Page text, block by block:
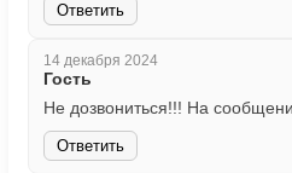
Ответить
14 декабря 2024
Гость
Не дозвониться!!! На
Ответить